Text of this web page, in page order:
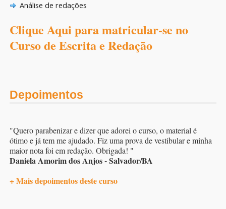
Análise de redações
Clique Aqui para matricular-se no
Curso de Escrita e Redação
Depoimentos
"Quero parabenizar e dizer que adorei o curso, o material é
ótimo e já tem me ajudado. Fiz uma prova de vestibular e minha
maior nota foi em redação. Obrigada! "
Daniela Amorim dos Anjos - Salvador/BA
+ Mais depoimentos deste curso